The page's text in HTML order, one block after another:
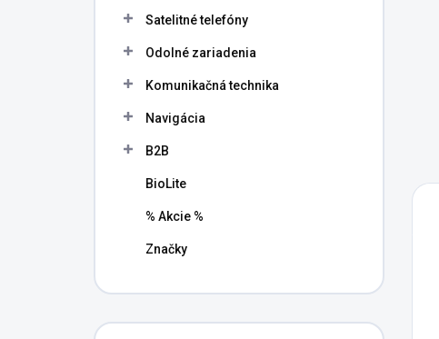
Satelitné telefóny
Odolné zariadenia
Komunikačná technika
Navigácia
B2B
BioLite
% Akcie %
Značky